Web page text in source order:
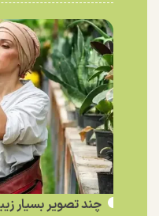
چند تصویر بسیار